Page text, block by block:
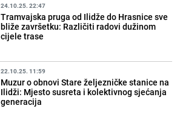
24.10.25. 22:47
Tramvajska pruga od Ilidže do Hrasnice sve
bliže završetku: Različiti radovi dužinom
cijele trase
22.10.25. 11:59
Muzur o obnovi Stare željezničke stanice na
Ilidži: Mjesto susreta i kolektivnog sjećanja
generacija